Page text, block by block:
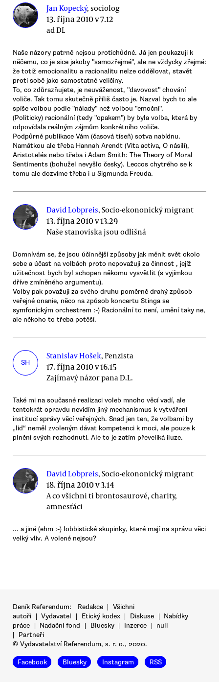
Jan Kopecký, sociolog
13. října 2010 v 7.12
ad DL
Naše názory patrně nejsou protichůdné. Já jen poukazuji k
něčemu, co je sice jakoby "samozřejmé", ale ne vždycky zřejmé:
že totiž emocionalitu a racionalitu nelze oddělovat, stavět
proti sobě jako samostatné veličiny.
To, co zdůrazňujete, je neuváženost, "davovost" chování
voliče. Tak tomu skutečně příliš často je. Nazval bych to ale
spíše volbou podle "nálady" než volbou "emoční".
(Politicky) racionální (tedy "opakem") by byla volba, která by
odpovídala reálným zájmům konkrétního voliče.
Podpůrné publikace Vám (časová tíseň) sotva nabídnu.
Namátkou ale třeba Hannah Arendt (Vita activa, O násilí),
Aristotelés nebo třeba i Adam Smith: The Theory of Moral
Sentiments (bohužel nevyšlo česky). Leccos chytrého se k
tomu ale dozvíme třeba i u Sigmunda Freuda.
David Lobpreis, Socio-ekononický migrant
13. října 2010 v 13.29
Naše stanoviska jsou odlišná
Domnívám se, že jsou účinnější způsoby jak měnit svět okolo
sebe a účast na volbách proto nepovažuji za činnost , jejíž
užitečnost bych byl schopen někomu vysvětlit (s vyjímkou
dříve zmíněného argumentu).
Volby pak považuji za svého druhu poměrně drahý způsob
veřejné onanie, něco na způsob koncertu Stinga se
symfonickým orchestrem :-) Racionální to není, umění taky ne,
ale někoho to třeba potěší.
SH
Stanislav Hošek, Penzista
17. října 2010 v 16.15
Zajímavý názor pana D.L.
Také mi na současné realizaci voleb mnoho věcí vadí, ale
tentokrát opravdu nevidím jiný mechanismus k vytváření
institucí správy věcí veřejných. Snad jen ten, že volbami by
„lid“ neměl zvoleným dávat kompetenci k moci, ale pouze k
plnění svých rozhodnutí. Ale to je zatím převeliká iluze.
David Lobpreis, Socio-ekononický migrant
18. října 2010 v 3.14
A co všichni ti brontosaurové, charity,
amnesťáci
... a jiné (ehm :-) lobbistické skupinky, které mají na správu věci
velký vliv. A volené nejsou?
Deník Referendum: Redakce | Všichni
autoři | Vydavatel | Etický kodex | Diskuse | Nabídky
práce | Nadační fond | Bluesky | Inzerce | null
|
Partneři
© Vydavatelství Referendum, s. r. o., 2020.
Facebook Bluesky Instagram RSS